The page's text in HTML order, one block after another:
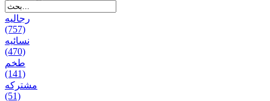
رجالیه
(757)
نسائیه
(470)
طخم
(141)
مشتركه
(51)